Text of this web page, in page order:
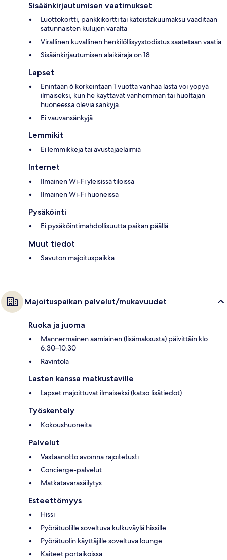
Sisäänkirjautumisen vaatimukset
Luottokortti, pankkikortti tai käteistakuumaksu vaaditaan
satunnaisten kulujen varalta
Virallinen kuvallinen henkilöllisyystodistus saatetaan vaatia
Sisäänkirjautumisen alaikäraja on 18
Lapset
Enintään 6 korkeintaan 1 vuotta vanhaa lasta voi yöpyä
ilmaiseksi, kun he käyttävät vanhemman tai huoltajan
huoneessa olevia sänkyjä.
Ei vauvansänkyjä
Lemmikit
Ei lemmikkejä tai avustajaeläimiä
Internet
Ilmainen Wi-Fi yleisissä tiloissa
Ilmainen Wi-Fi huoneissa
Pysäköinti
Ei pysäköintimahdollisuutta paikan päällä
Muut tiedot
Savuton majoituspaikka
Majoituspaikan palvelut/mukavuudet
Ruoka ja juoma
Mannermainen aamiainen (lisämaksusta) päivittäin klo
6.30–10.30
Ravintola
Lasten kanssa matkustaville
Lapset majoittuvat ilmaiseksi (katso lisätiedot)
Työskentely
Kokoushuoneita
Palvelut
Vastaanotto avoinna rajoitetusti
Concierge-palvelut
Matkatavarasäilytys
Esteettömyys
Hissi
Pyörätuolille soveltuva kulkuväylä hissille
Pyörätuolin käyttäjille soveltuva lounge
Kaiteet portaikoissa